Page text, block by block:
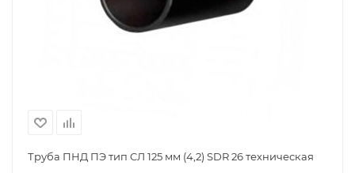
Труба ПНД ПЭ тип CЛ 125 мм (4,2) SDR 26 техническая